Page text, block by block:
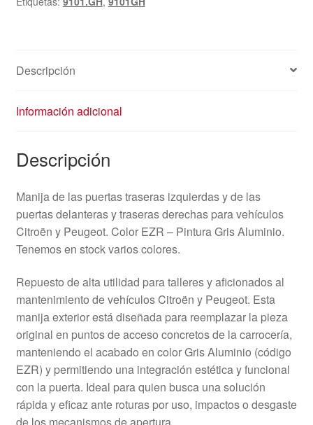
Descripción
Información adicional
Descripción
Manija de las puertas traseras izquierdas y de las
puertas delanteras y traseras derechas para vehículos
Citroën y Peugeot. Color EZR – Pintura Gris Aluminio.
Tenemos en stock varios colores.
Repuesto de alta utilidad para talleres y aficionados al
mantenimiento de vehículos Citroën y Peugeot. Esta
manija exterior está diseñada para reemplazar la pieza
original en puntos de acceso concretos de la carrocería,
manteniendo el acabado en color Gris Aluminio (código
EZR) y permitiendo una integración estética y funcional
con la puerta. Ideal para quien busca una solución
rápida y eficaz ante roturas por uso, impactos o desgaste